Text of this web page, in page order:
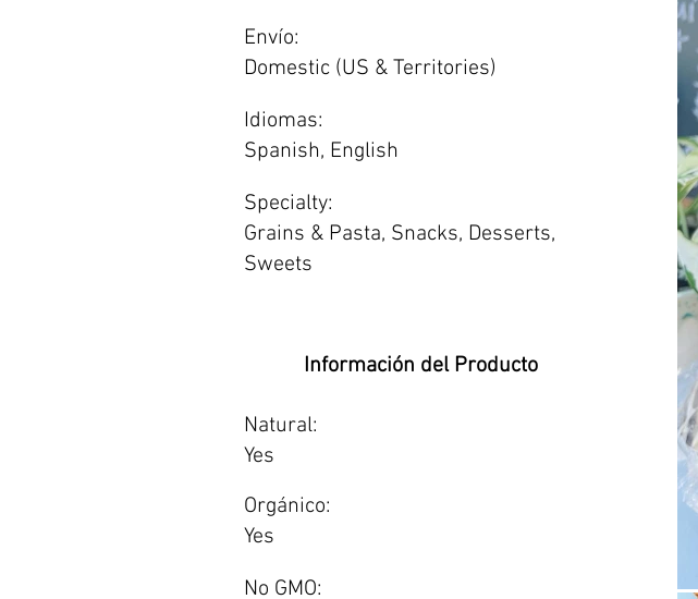
Envío:
Domestic (US & Territories)
Idiomas:
Spanish, English
Specialty:
Grains & Pasta, Snacks, Desserts,
Sweets
Información del Producto
Natural:
Yes
Orgánico:
Yes
No GMO: